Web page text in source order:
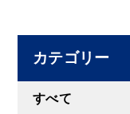
カテゴリー
すべて